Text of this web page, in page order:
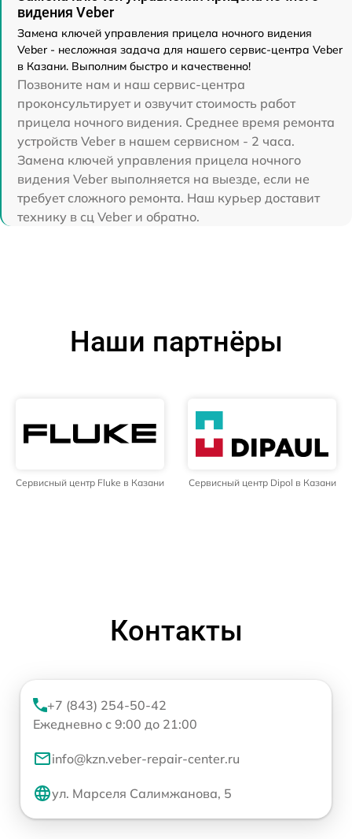
видения Veber
Замена ключей управления прицела ночного видения
Veber - несложная задача для нашего сервис-центра Veber
в Казани. Выполним быстро и качественно!
Позвоните нам и наш сервис-центра
проконсультирует и озвучит стоимость работ
прицела ночного видения. Среднее время ремонта
устройств Veber в нашем сервисном - 2 часа.
Замена ключей управления прицела ночного
видения Veber выполняется на выезде, если не
требует сложного ремонта. Наш курьер доставит
технику в сц Veber и обратно.
Наши партнёры
Сервисный центр Fluke в Казани Сервисный центр Dipol в Казани
Контакты
+7 (843) 254-50-42
Ежедневно с 9:00 до 21:00
info@kzn.veber-repair-center.ru
ул. Марселя Салимжанова, 5